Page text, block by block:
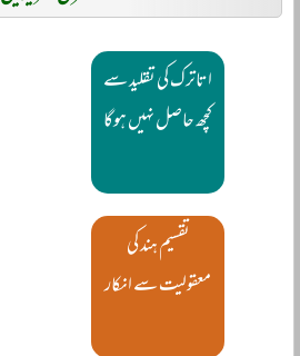
اتاترک کی تقلید سے
کچھ حاصل نہیں ہوگا
تقسیم ہند کی
معقولیت سے انکار